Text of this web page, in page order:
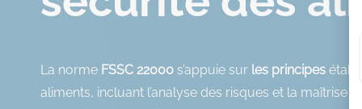
La norme FSSC 22000 s’appuie sur les principes
aliments, incluant l’analyse des risques et la maîtrise